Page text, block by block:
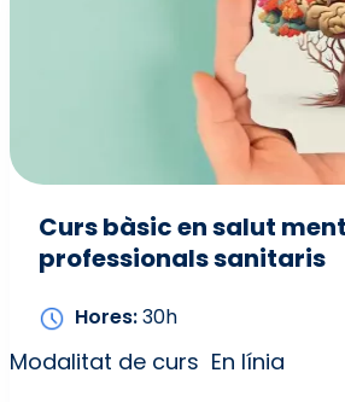
Curs bàsic en salut
professionals sanitaris
Hores 30h
Modalitat de curs En línia